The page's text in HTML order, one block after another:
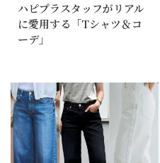
ハピプラスタッフがリアル
に愛用する「Tシャツ＆コ
ーデ」